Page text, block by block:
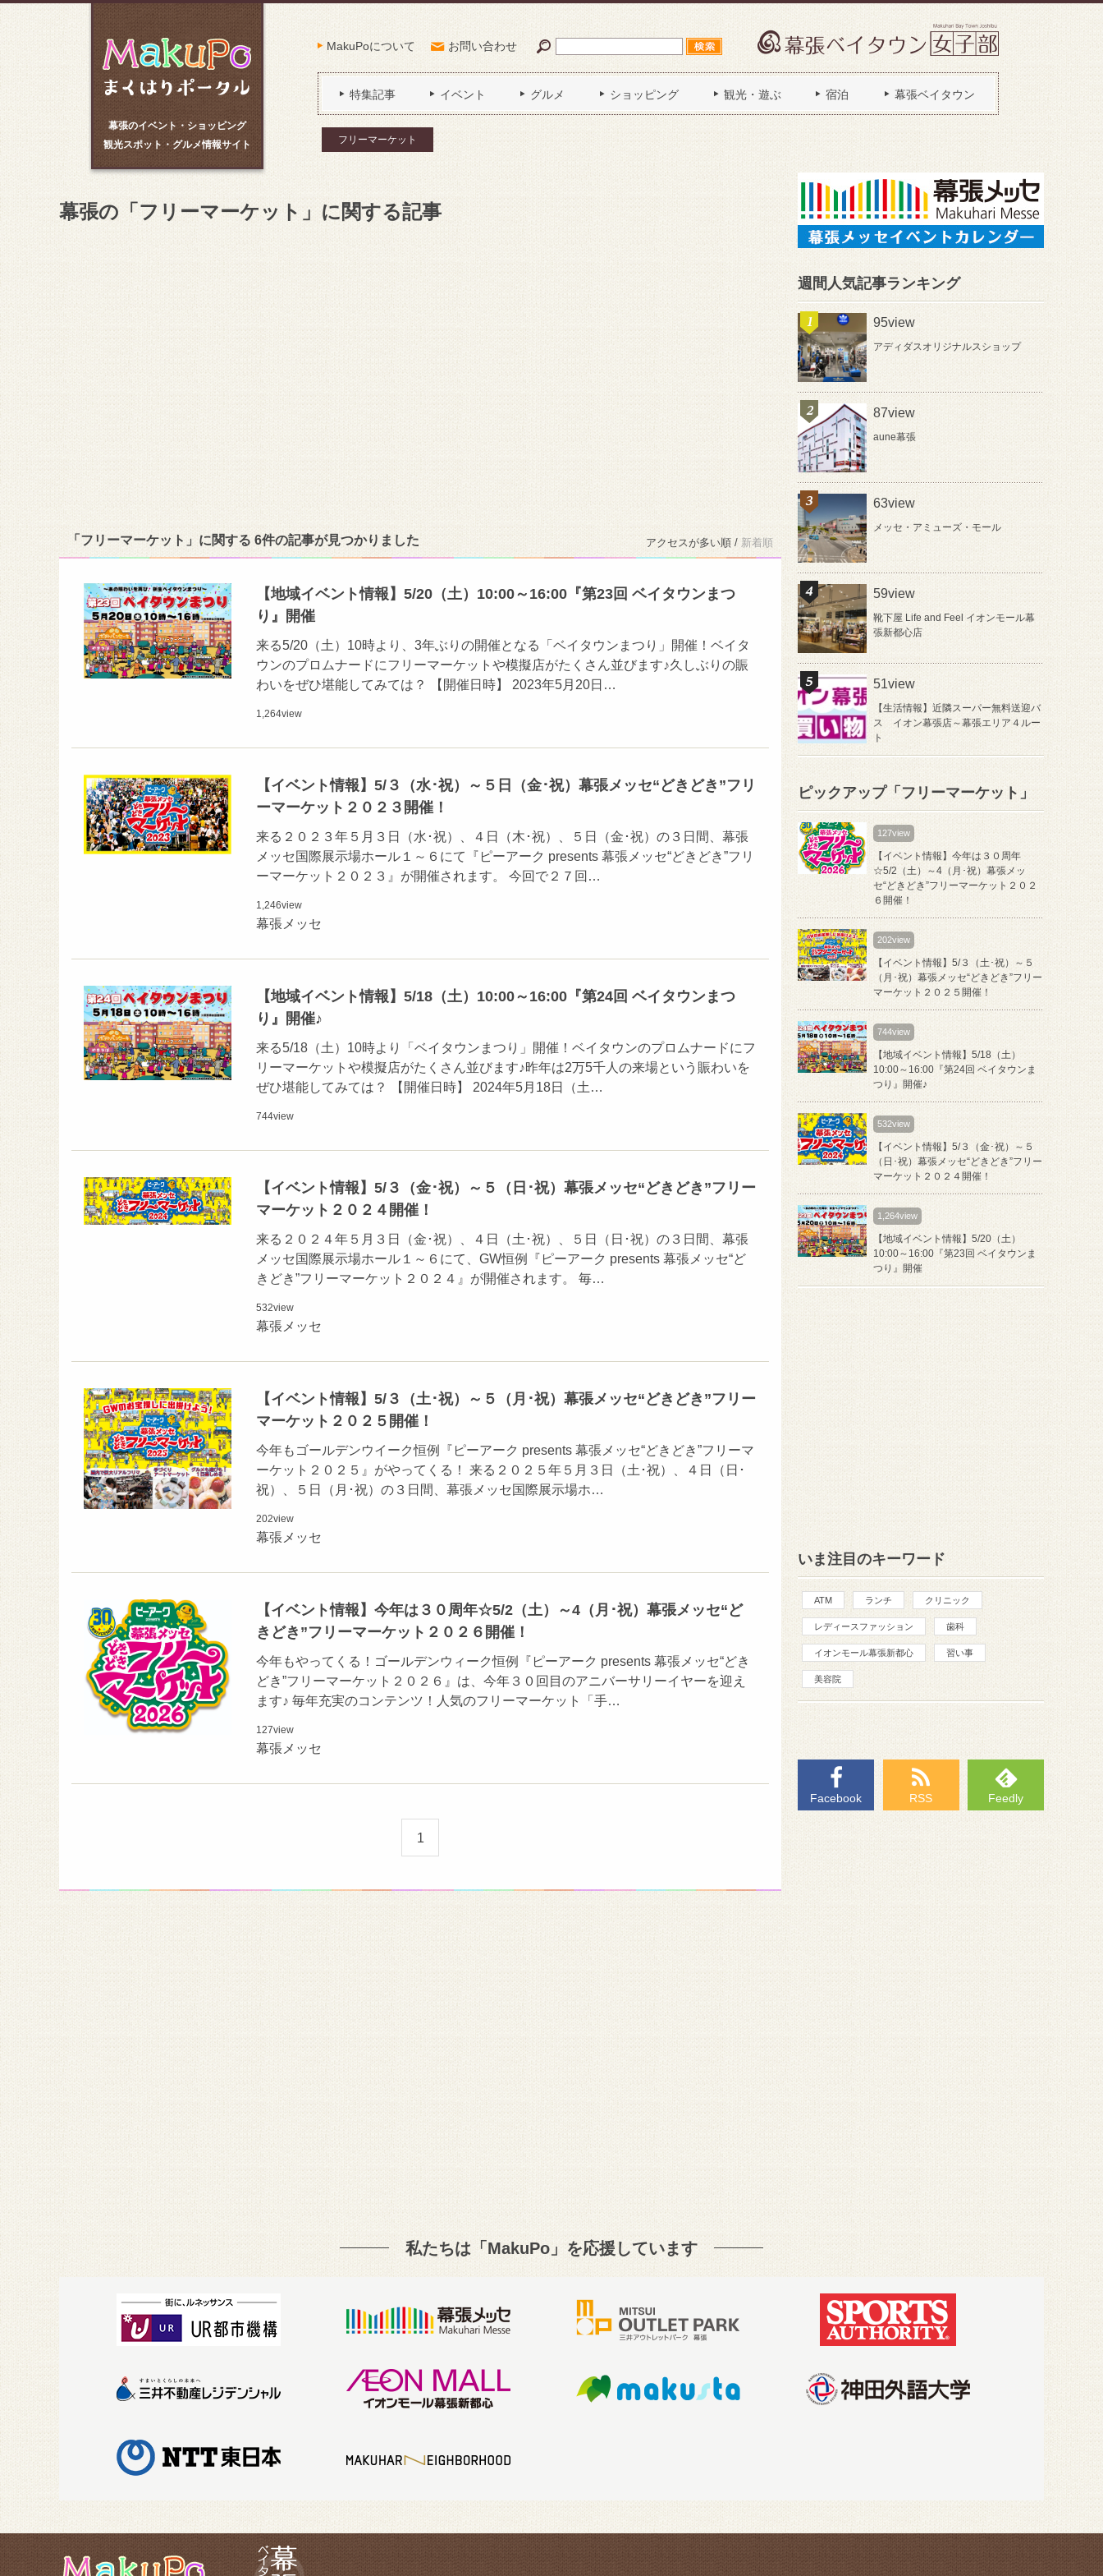
幕張のイベント・ショッピング
観光スポット・グルメ情報サイト
MakuPoについて お問い合わせ
特集記事 イベント グルメ ショッピング 観光・遊ぶ 宿泊 幕張ベイタウン
フリーマーケット
幕張の「フリーマーケット」に関する記事
「フリーマーケット」に関する 6件の記事が見つかりました アクセスが多い順 / 新着順
【地域イベント情報】5/20（土）10:00～16:00『第23回 ベイタウンまつ
り』開催
来る5/20（土）10時より、3年ぶりの開催となる「ベイタウンまつり」開催！ベイタ
ウンのプロムナードにフリーマーケットや模擬店がたくさん並びます♪久しぶりの賑
わいをぜひ堪能してみては？ 【開催日時】 2023年5月20日…
1,264view
【イベント情報】5/３（水･祝）～５日（金･祝）幕張メッセ“どきどき”フリ
ーマーケット２０２３開催！
来る２０２３年５月３日（水･祝）、４日（木･祝）、５日（金･祝）の３日間、幕張
メッセ国際展示場ホール１～６にて『ピーアーク presents 幕張メッセ“どきどき”フリ
ーマーケット２０２３』が開催されます。 今回で２７回…
1,246view
幕張メッセ
【地域イベント情報】5/18（土）10:00～16:00『第24回 ベイタウンまつ
り』開催♪
来る5/18（土）10時より「ベイタウンまつり」開催！ベイタウンのプロムナードにフ
リーマーケットや模擬店がたくさん並びます♪昨年は2万5千人の来場という賑わいを
ぜひ堪能してみては？ 【開催日時】 2024年5月18日（土…
744view
【イベント情報】5/３（金･祝）～５（日･祝）幕張メッセ“どきどき”フリー
マーケット２０２４開催！
来る２０２４年５月３日（金･祝）、４日（土･祝）、５日（日･祝）の３日間、幕張
メッセ国際展示場ホール１～６にて、GW恒例『ピーアーク presents 幕張メッセ“ど
きどき”フリーマーケット２０２４』が開催されます。 毎…
532view
幕張メッセ
【イベント情報】5/３（土･祝）～５（月･祝）幕張メッセ“どきどき”フリー
マーケット２０２５開催！
今年もゴールデンウイーク恒例『ピーアーク presents 幕張メッセ“どきどき”フリーマ
ーケット２０２５』がやってくる！ 来る２０２５年５月３日（土･祝）、４日（日･
祝）、５日（月･祝）の３日間、幕張メッセ国際展示場ホ…
202view
幕張メッセ
【イベント情報】今年は３０周年☆5/2（土）～4（月･祝）幕張メッセ“ど
きどき”フリーマーケット２０２６開催！
今年もやってくる！ゴールデンウィーク恒例『ピーアーク presents 幕張メッセ“どき
どき”フリーマーケット２０２６』は、今年３０回目のアニバーサリーイヤーを迎え
ます♪ 毎年充実のコンテンツ！人気のフリーマーケット「手…
127view
幕張メッセ
1
週間人気記事ランキング
95view
アディダスオリジナルスショップ
87view
aune幕張
63view
メッセ・アミューズ・モール
59view
靴下屋 Life and Feel イオンモール幕
張新都心店
51view
【生活情報】近隣スーパー無料送迎バ
ス イオン幕張店～幕張エリア４ルー
ト
ピックアップ「フリーマーケット」
127view
【イベント情報】今年は３０周年
☆5/2（土）～4（月･祝）幕張メッ
セ“どきどき”フリーマーケット２０２
６開催！
202view
【イベント情報】5/３（土･祝）～５
（月･祝）幕張メッセ“どきどき”フリー
マーケット２０２５開催！
744view
【地域イベント情報】5/18（土）
10:00～16:00『第24回 ベイタウンま
つり』開催♪
532view
【イベント情報】5/３（金･祝）～５
（日･祝）幕張メッセ“どきどき”フリー
マーケット２０２４開催！
1,264view
【地域イベント情報】5/20（土）
10:00～16:00『第23回 ベイタウンま
つり』開催
いま注目のキーワード
ATM ランチ クリニック
レディースファッション 歯科
イオンモール幕張新都心 習い事
美容院
Facebook RSS Feedly
私たちは「MakuPo」を応援しています